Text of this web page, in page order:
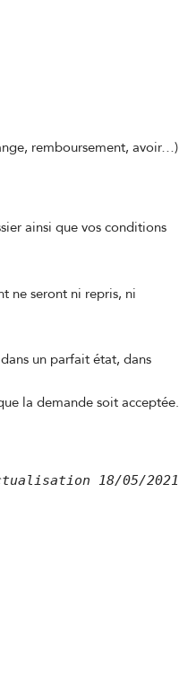
remboursement, avoir…)
ainsi que vos conditions
ne seront ni repris, ni
un parfait état, dans
la demande soit acceptée.
18/05/2021